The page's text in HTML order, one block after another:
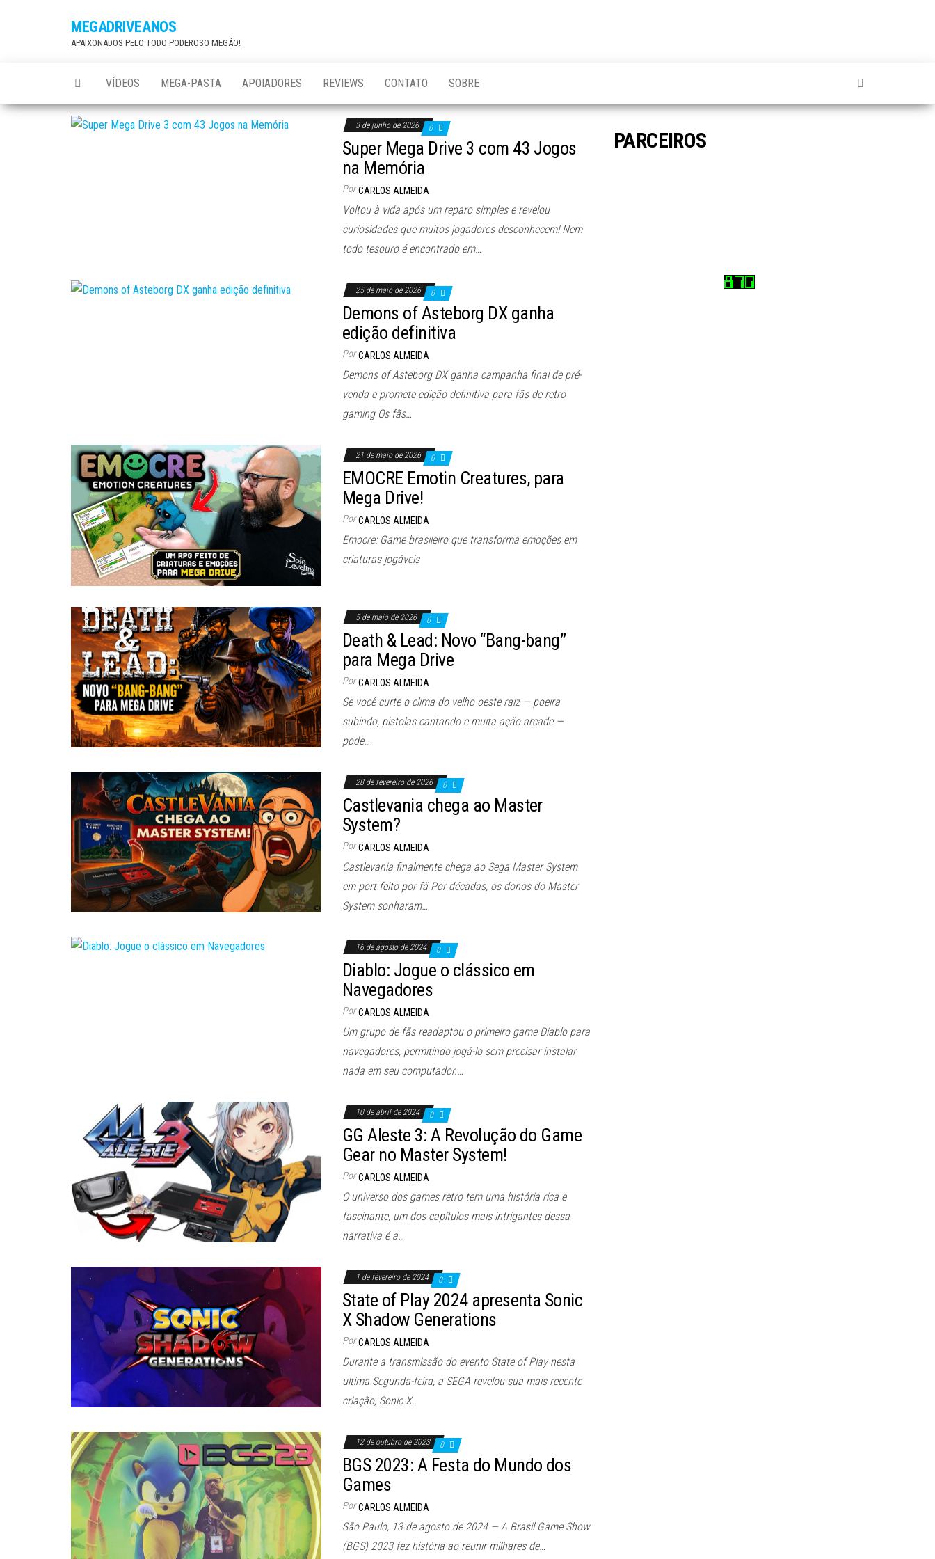
MEGADRIVEANOS
APAIXONADOS PELO TODO PODEROSO MEGÃO!
VÍDEOS MEGA-PASTA APOIADORES REVIEWS CONTATO SOBRE
3 de junho de 2026 0
Super Mega Drive 3 com 43 Jogos
na Memória
Por CARLOS ALMEIDA
Voltou à vida após um reparo simples e revelou
curiosidades que muitos jogadores desconhecem! Nem
todo tesouro é encontrado em…
25 de maio de 2026 0
Demons of Asteborg DX ganha
edição definitiva
Por CARLOS ALMEIDA
Demons of Asteborg DX ganha campanha final de pré-
venda e promete edição definitiva para fãs de retro
gaming Os fãs…
21 de maio de 2026 0
EMOCRE Emotin Creatures, para
Mega Drive!
Por CARLOS ALMEIDA
Emocre: Game brasileiro que transforma emoções em
criaturas jogáveis
5 de maio de 2026 0
Death & Lead: Novo “Bang-bang”
para Mega Drive
Por CARLOS ALMEIDA
Se você curte o clima do velho oeste raiz — poeira
subindo, pistolas cantando e muita ação arcade —
pode…
28 de fevereiro de 2026 0
Castlevania chega ao Master
System?
Por CARLOS ALMEIDA
Castlevania finalmente chega ao Sega Master System
em port feito por fã Por décadas, os donos do Master
System sonharam…
16 de agosto de 2024 0
Diablo: Jogue o clássico em
Navegadores
Por CARLOS ALMEIDA
Um grupo de fãs readaptou o primeiro game Diablo para
navegadores, permitindo jogá-lo sem precisar instalar
nada em seu computador.…
10 de abril de 2024 0
GG Aleste 3: A Revolução do Game
Gear no Master System!
Por CARLOS ALMEIDA
O universo dos games retro tem uma história rica e
fascinante, um dos capítulos mais intrigantes dessa
narrativa é a…
1 de fevereiro de 2024 0
State of Play 2024 apresenta Sonic
X Shadow Generations
Por CARLOS ALMEIDA
Durante a transmissão do evento State of Play nesta
ultima Segunda-feira, a SEGA revelou sua mais recente
criação, Sonic X…
12 de outubro de 2023 0
BGS 2023: A Festa do Mundo dos
Games
Por CARLOS ALMEIDA
São Paulo, 13 de agosto de 2024 — A Brasil Game Show
(BGS) 2023 fez história ao reunir milhares de…
PARCEIROS